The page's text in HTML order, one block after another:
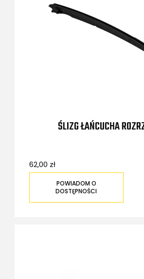
ŚLIZG ŁAŃCUCHA
62,00 zł
POWIADOM O
DOSTĘPNOŚCI